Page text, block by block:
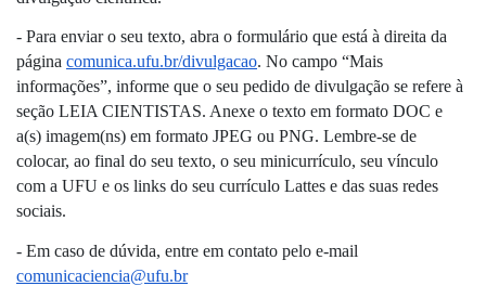
- Para enviar o seu texto, abra o formulário que está à direita da
página comunica.ufu.br/divulgacao. No campo “Mais
informações”, informe que o seu pedido de divulgação se refere à
seção LEIA CIENTISTAS. Anexe o texto em formato DOC e
a(s) imagem(ns) em formato JPEG ou PNG. Lembre-se de
colocar, ao final do seu texto, o seu minicurrículo, seu vínculo
com a UFU e os links do seu currículo Lattes e das suas redes
sociais.
comunicaciencia@ufu.br